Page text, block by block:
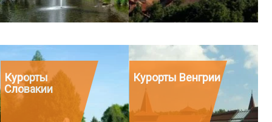
Курорты
Словакии
Курорты Венгрии